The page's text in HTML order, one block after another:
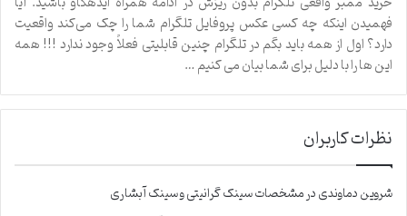
فهمیدن اینکه چه کسی عکس پروفایل تلگرام شما را چک می‌کند واقعیت
دارد؟ اول از همه باید بگم در تلگرام چنین قابلیتی فعلاً وجود ندارد !!! همه
این ها را با دلیل برای شما بیان می کنیم …
نظرات کاربران
شروین دماوندیدرمشخصات سینک گرانیتی و سینک آبشاری